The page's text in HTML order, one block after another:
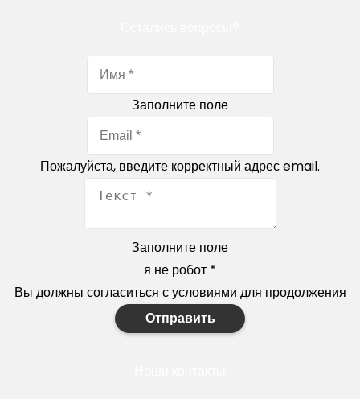
Заполните поле
Пожалуйста, введите корректный адрес email.
Заполните поле
я не робот *
Вы должны согласиться с условиями для продолжения
Отправить